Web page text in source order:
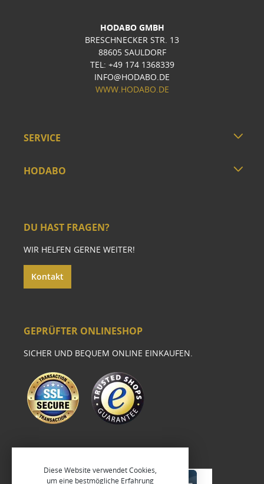
HODABO GMBH
BRESCHNECKER STR. 13
88605 SAULDORF
TEL: +49 174 1368339
INFO@HODABO.DE
WWW.HODABO.DE
SERVICE
HODABO
DU HAST FRAGEN?
WIR HELFEN GERNE WEITER!
Kontakt
GEPRÜFTER ONLINESHOP
SICHER UND BEQUEM ONLINE EINKAUFEN.
Diese Website verwendet Cookies,
um eine bestmögliche Erfahrung